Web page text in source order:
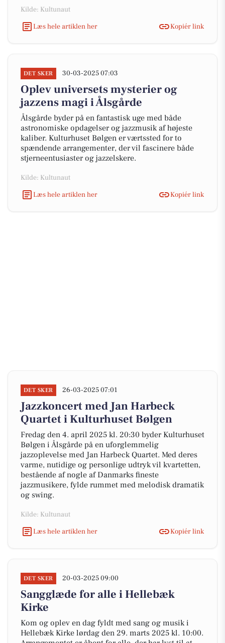
Kilde: Kultunaut
Læs hele artiklen her
Kopiér link
DET SKER 30-03-2025 07:03
Oplev universets mysterier og
jazzens magi i Ålsgårde
Ålsgårde byder på en fantastisk uge med både
astronomiske opdagelser og jazzmusik af højeste
kaliber. Kulturhuset Bølgen er værtssted for to
spændende arrangementer, der vil fascinere både
stjerneentusiaster og jazzelskere.
Kilde: Kultunaut
Læs hele artiklen her
Kopiér link
DET SKER 26-03-2025 07:01
Jazzkoncert med Jan Harbeck
Quartet i Kulturhuset Bølgen
Fredag den 4. april 2025 kl. 20:30 byder Kulturhuset
Bølgen i Ålsgårde på en uforglemmelig
jazzoplevelse med Jan Harbeck Quartet. Med deres
varme, nutidige og personlige udtryk vil kvartetten,
bestående af nogle af Danmarks fineste
jazzmusikere, fylde rummet med melodisk dramatik
og swing.
Kilde: Kultunaut
Læs hele artiklen her
Kopiér link
DET SKER 20-03-2025 09:00
Sangglæde for alle i Hellebæk
Kirke
Kom og oplev en dag fyldt med sang og musik i
Hellebæk Kirke lørdag den 29. marts 2025 kl. 10:00.